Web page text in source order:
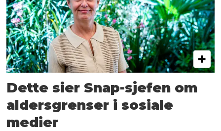
Dette sier Snap-sjefen om
aldersgrenser i sosiale
medier